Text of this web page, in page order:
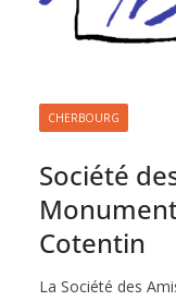
CHERBOURG
Société
Cotentin
La Société des